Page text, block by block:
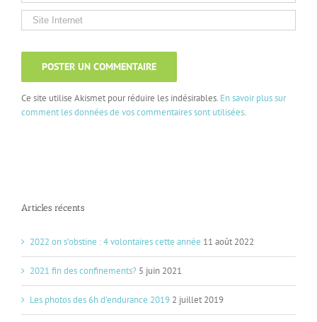
Ce site utilise Akismet pour réduire les indésirables. En savoir plus sur
comment les données de vos commentaires sont utilisées.
Articles récents
2022 on s’obstine : 4 volontaires cette année 11 août 2022
2021 fin des confinements? 5 juin 2021
Les photos des 6h d’endurance 2019 2 juillet 2019